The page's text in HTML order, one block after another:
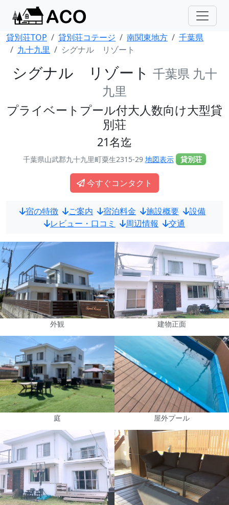
貸別荘TOP 貸別荘コテージ 南関東地方
千葉県
九十九里
シグナル リゾート
シグナル リゾート 千葉県 九十
九里
プライベートプール付大人数向け大型貸
別荘
21名迄
千葉県山武郡九十九里町粟生2315-29 地図表示 貸別荘
今すぐコンタクト
宿の特徴 ご案内 宿泊料金 施設概要
設備
レビュー・口コミ
周辺情報 交通
外観 建物正面
庭 屋外プール